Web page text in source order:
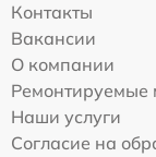
Контакты
Вакансии
О компании
Ремонтируемые
Наши услуги
Согласие на